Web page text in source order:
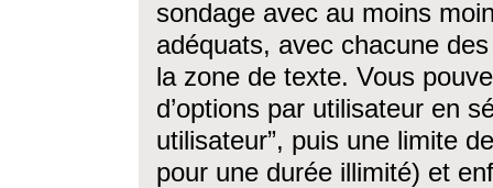
sondage avec au moins
adéquats, avec chacune
la zone de texte. Vous
d’options par utilisateur en
utilisateur”, puis une limite
pour une durée illimité) et